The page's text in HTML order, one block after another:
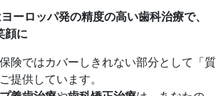
ーロッパ発の精度の高い歯科治療で、
顔に
険ではカバーしきれない部分として「質
提供しています。